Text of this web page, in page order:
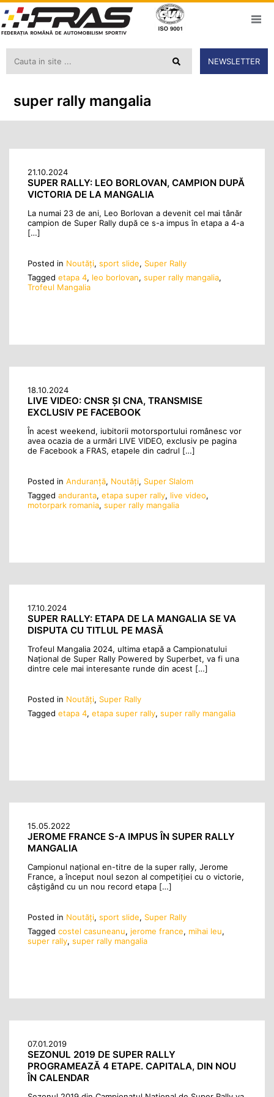
NEWSLETTER
super rally mangalia
21.10.2024
SUPER RALLY: LEO BORLOVAN, CAMPION DUPĂ
VICTORIA DE LA MANGALIA
La numai 23 de ani, Leo Borlovan a devenit cel mai tânăr
campion de Super Rally după ce s-a impus în etapa a 4-a
[…]
Posted in Noutăţi, sport slide, Super Rally
Tagged etapa 4, leo borlovan, super rally mangalia,
Trofeul Mangalia
18.10.2024
LIVE VIDEO: CNSR ȘI CNA, TRANSMISE
EXCLUSIV PE FACEBOOK
În acest weekend, iubitorii motorsportului românesc vor
avea ocazia de a urmări LIVE VIDEO, exclusiv pe pagina
de Facebook a FRAS, etapele din cadrul […]
Posted in Anduranţă, Noutăţi, Super Slalom
Tagged anduranta, etapa super rally, live video,
motorpark romania, super rally mangalia
17.10.2024
SUPER RALLY: ETAPA DE LA MANGALIA SE VA
DISPUTA CU TITLUL PE MASĂ
Trofeul Mangalia 2024, ultima etapă a Campionatului
Național de Super Rally Powered by Superbet, va fi una
dintre cele mai interesante runde din acest […]
Posted in Noutăţi, Super Rally
Tagged etapa 4, etapa super rally, super rally mangalia
15.05.2022
JEROME FRANCE S-A IMPUS ÎN SUPER RALLY
MANGALIA
Campionul național en-titre de la super rally, Jerome
France, a început noul sezon al competiției cu o victorie,
câștigând cu un nou record etapa […]
Posted in Noutăţi, sport slide, Super Rally
Tagged costel casuneanu, jerome france, mihai leu,
super rally, super rally mangalia
07.01.2019
SEZONUL 2019 DE SUPER RALLY
PROGRAMEAZĂ 4 ETAPE. CAPITALA, DIN NOU
ÎN CALENDAR